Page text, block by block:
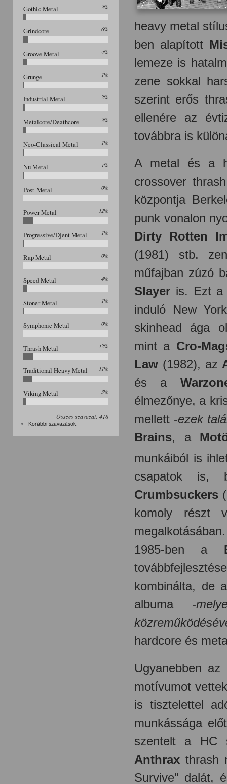
Gothic Metal 3%
Grindcore 6%
Groove Metal 4%
Grunge 1%
Industrial Metal 2%
Metalcore/Deathcore 3%
Neo-Classical Metal 1%
Nu Metal 1%
Post-Metal 0%
Power Metal 12%
Progressive/Djent Metal 1%
Rap Metal 0%
Speed Metal 4%
Stoner Metal 1%
Symphonic Metal 0%
Thrash Metal 12%
Traditional Heavy Metal 11%
Viking Metal 3%
Összes szavazat: 418
Korábbi szavazások
heavy metal
ben alapított
lemeze is
zene sokkal
szerint erős
ellenére az
továbbra is
A metal és a
crossover
központja
punk vonalon
Dirty Rotten
(1981) stb.
műfajban zúzó
Slayer is. Ezt a
induló New
skinhead ága
mint a Cro-
Law (1982), az
és a
élmezőnye, a
mellett -ezek
Brains, a
munkáiból is
csapatok is,
Crumbsuckers
komoly részt
1985-ben a
kombinálta, de
albuma -
hardcore és
Ugyanebben
motívumot
is tisztelettel
munkássága
szentelt a HC
Anthrax thrash
Survive" dalát,